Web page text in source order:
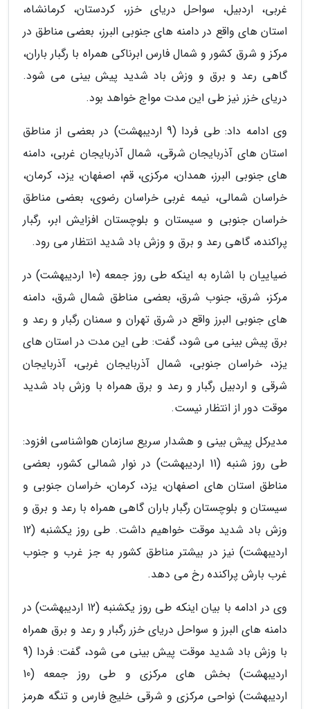
غربی، اردبیل، سواحل دریای خزر، کردستان، کرمانشاه،
استان های واقع در دامنه های جنوبی البرز، بعضی مناطق در
مرکز و شرق کشور و شمال فارس ابرناکی همراه با رگبار باران،
گاهی رعد و برق و وزش باد شدید پیش بینی می شود.
دریای خزر نیز طی این مدت مواج خواهد بود.
وی ادامه داد: طی فردا (9 اردیبهشت) در بعضی از مناطق
استان های آذربایجان شرقی، شمال آذربایجان غربی، دامنه
های جنوبی البرز، همدان، مرکزی، قم، اصفهان، یزد، کرمان،
خراسان شمالی، نیمه غربی خراسان رضوی، بعضی مناطق
خراسان جنوبی و سیستان و بلوچستان افزایش ابر، رگبار
پراکنده، گاهی رعد و برق و وزش باد شدید انتظار می رود.
ضیاییان با اشاره به اینکه طی روز جمعه (10 اردیبهشت) در
مرکز، شرق، جنوب شرق، بعضی مناطق شمال شرق، دامنه
های جنوبی البرز واقع در شرق تهران و سمنان رگبار و رعد و
برق پیش بینی می شود، گفت: طی این مدت در استان های
یزد، خراسان جنوبی، شمال آذربایجان غربی، آذربایجان
شرقی و اردبیل رگبار و رعد و برق همراه با وزش باد شدید
موقت دور از انتظار نیست.
مدیرکل پیش بینی و هشدار سریع سازمان هواشناسی افزود:
طی روز شنبه (11 اردیبهشت) در نوار شمالی کشور، بعضی
مناطق استان های اصفهان، یزد، کرمان، خراسان جنوبی و
سیستان و بلوچستان رگبار باران گاهی همراه با رعد و برق و
وزش باد شدید موقت خواهیم داشت. طی روز یکشنبه (12
اردیبهشت) نیز در بیشتر مناطق کشور به جز غرب و جنوب
غرب بارش پراکنده رخ می دهد.
وی در ادامه با بیان اینکه طی روز یکشنبه (12 اردیبهشت) در
دامنه های البرز و سواحل دریای خزر رگبار و رعد و برق همراه
با وزش باد شدید موقت پیش بینی می شود، گفت: فردا (9
اردیبهشت) بخش های مرکزی و طی روز جمعه (10
اردیبهشت) نواحی مرکزی و شرقی خلیج فارس و تنگه هرمز